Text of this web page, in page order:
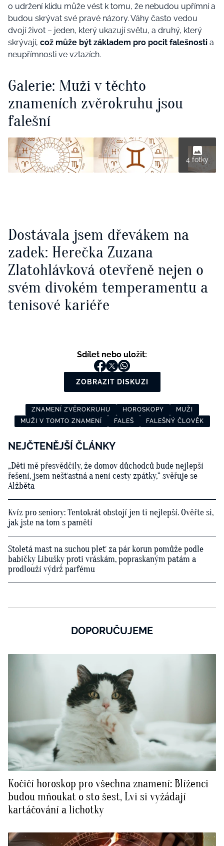
o udržení klidu může vést k tomu, že nebudou upřímní a
budou skrývat své pravé názory. Váhy často vedou
dvojí život – jeden, který ukazují světu, a druhý, který
skrývají, což může být základem pro pocit falešnosti a
neupřímnosti ve vztazích.
Galerie: Muži v těchto
znameních zvěrokruhu jsou
falešní
4 fotky
Dostávala jsem dřevákem na
zadek: Herečka Zuzana
Zlatohlávková otevřeně nejen o
svém divokém temperamentu a
tenisové kariéře
Sdílet nebo uložit:
ZOBRAZIT DISKUZI
ZNAMENÍ ZVĚROKRUHU HOROSKOPY
MUŽI
MUŽI V TOMTO ZNAMENÍ
FALEŠ FALEŠNÝ ČLOVĚK
NEJČTENĚJŠÍ ČLÁNKY
„Děti mě přesvědčily, že domov důchodců bude nejlepší
řešení, jsem nešťastná a není cesty zpátky,“ svěřuje se
Alžběta
Kvíz pro seniory: Tentokrát obstojí jen ti nejlepší. Ověřte si,
jak jste na tom s pamětí
Stoletá mast na suchou pleť za pár korun pomůže podle
babičky Libušky proti vráskám, popraskaným patám a
prodlouží výdrž parfému
DOPORUČUJEME
Kočičí horoskop pro všechna znamení: Blíženci
budou mňoukat o sto šest, Lvi si vyžádají
kartáčování a lichotky